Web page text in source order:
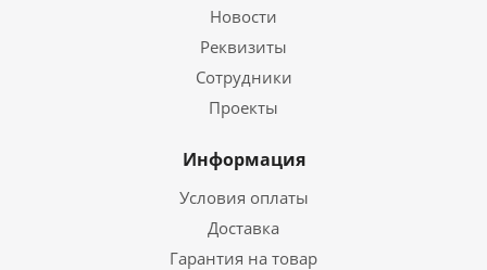
Новости
Реквизиты
Сотрудники
Проекты
Информация
Условия оплаты
Доставка
Гарантия на товар